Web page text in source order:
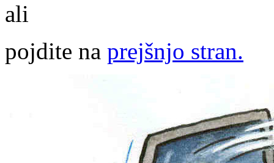
ali
pojdite na prejšnjo stran.